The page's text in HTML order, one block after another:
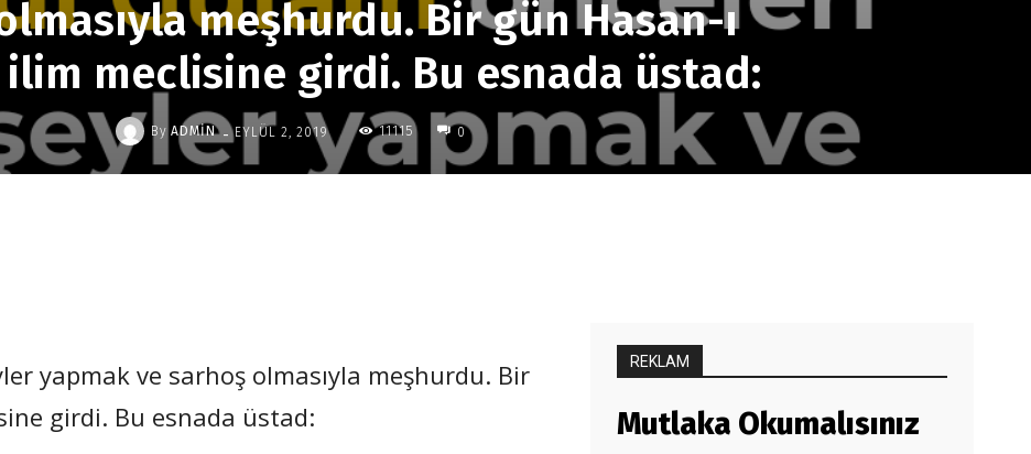
meşhurdu. Bir gün Hasan-ı
ilim meclisine girdi. Bu esnada üstad:
By ADMIN - EYLÜL 2, 2019 11115 0
yapmak ve sarhoş olmasıyla meşhurdu. Bir
girdi. Bu esnada üstad:
REKLAM
Mutlaka Okumalısınız